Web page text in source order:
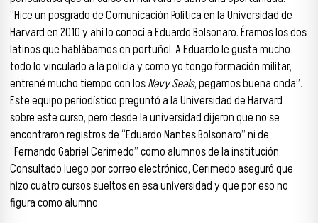
“Hice un posgrado de Comunicación Política en la Universidad de
Harvard en 2010 y ahí lo conocí a Eduardo Bolsonaro. Éramos los dos
latinos que hablábamos en portuñol. A Eduardo le gusta mucho
todo lo vinculado a la policía y como yo tengo formación militar,
entrené mucho tiempo con losNavy Seals, pegamos buena onda”.
Este equipo periodístico preguntó a la Universidad de Harvard
sobre este curso, pero desde la universidad dijeron que no se
encontraron registros de “Eduardo Nantes Bolsonaro” ni de
“Fernando Gabriel Cerimedo” como alumnos de la institución.
Consultado luego por correo electrónico, Cerimedo aseguró que
hizo cuatro cursos sueltos en esa universidad y que por eso no
figura como alumno.